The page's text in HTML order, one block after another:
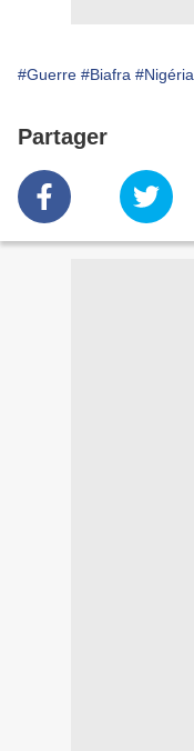
#Guerre #Biafra #Nigéria
Partager